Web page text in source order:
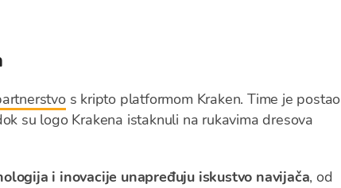
s kripto platformom Kraken. Time je postao
su logo Krakena istaknuli na rukavima dresova
i inovacije unapređuju iskustvo navijača, od